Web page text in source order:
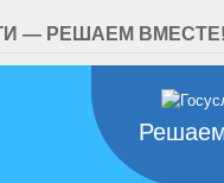
— РЕШАЕМ ВМЕСТЕ!